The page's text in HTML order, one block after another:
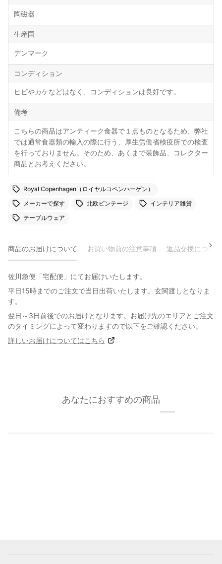
陶磁器
生産国
デンマーク
コンディション
ヒビやカケなどはなく、コンディションは良好です。
備考
こちらの商品はアンティーク食器で１点ものとなるため、弊社
では通常食器類の輸入の際に行う、厚生労働省検疫所での検査
を行っておりません。そのため、あくまで装飾品、コレクター
商品とお考えください。
Royal Copenhagen（ロイヤルコペンハーゲン）
メーカーで探す
北欧ビンテージ
インテリア雑貨
テーブルウェア
商品のお届けについて お買い物前の注意事項 返品交換について
佐川急便「宅配便」にてお届けいたします。
平日15時までのご注文で当日出荷いたします。玄関渡しとなりま
す。
翌日～3日前後でのお届けとなります。お届け先のエリアとご注文
のタイミングによって変わりますので以下をご確認ください。
詳しいお届けについてはこちら
あなたにおすすめの商品